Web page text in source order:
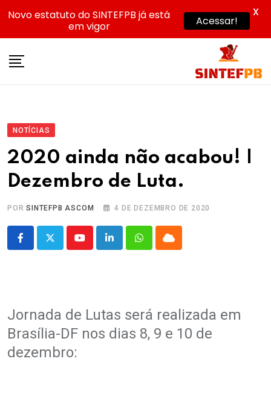
NOTÍCIAS
2020 ainda não acabou! |
Dezembro de Luta.
PORSINTEFPB ASCOM 4 DE DEZEMBRO DE 2020
YoutubeLinkedInWhatsappCloud
Jornada de Lutas será realizada em
Brasília-DF nos dias 8, 9 e 10 de
dezembro:
Novo estatuto do SINTEFPB já está
em vigor
Acessar!
X